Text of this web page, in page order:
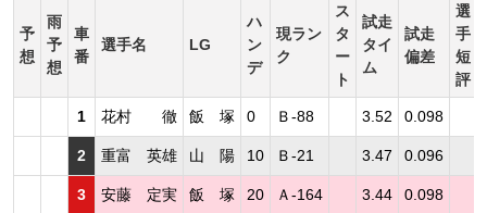
予
想
雨
予
想
車
番
選手名 LG
ハ
ン
デ
現ラン
ク
ス
タ
ー
ト
試走
タイ
ム
試走
偏差
選
手
短
評
1 花村 徹 飯 塚 0 Ｂ-88 3.52 0.098
2 重富 英雄 山 陽 10 Ｂ-21 3.47 0.096
3 安藤 定実 飯 塚 20 Ａ-164 3.44 0.098